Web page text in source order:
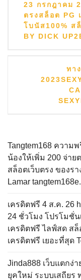
เรื่อง23 กรกฎาคม
ตรงสล็อต PG
โบนัส100% ส
BY DICK
ทา
Tangtem168 ความ
น้องให้เพิ่ม 200 จ่า
สล็อตเว็บตรง ของร
Lamar
เครดิตฟรี 4 ส.ค. 26
24 ชั่วโมง โปรโมชั่น
เครดิตฟรี ไลฟ์สด ส
เครดิตฟรี เยอะที่สุด
Jinda888 เว็บแตกง่
ยุคใหม่ ระบบเสถียร